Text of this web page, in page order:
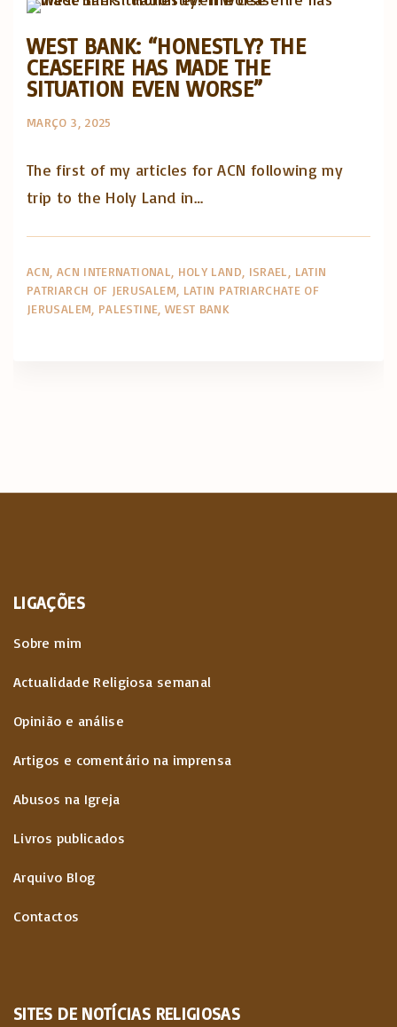
WEST BANK: “HONESTLY? THE
CEASEFIRE HAS MADE THE
SITUATION EVEN WORSE”
MARÇO 3, 2025
The first of my articles for ACN following my
trip to the Holy Land in…
ACN ACN INTERNATIONAL HOLY LAND ISRAEL
LATIN
PATRIARCH OF JERUSALEM LATIN PATRIARCHATE OF
JERUSALEM PALESTINE WEST BANK
LIGAÇÕES
Sobre mim
Actualidade Religiosa semanal
Opinião e análise
Artigos e comentário na imprensa
Abusos na Igreja
Livros publicados
Arquivo Blog
Contactos
SITES DE NOTÍCIAS RELIGIOSAS